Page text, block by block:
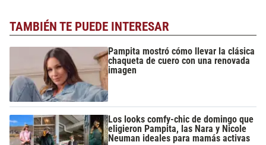
TAMBIÉN TE PUEDE INTERESAR
Pampita mostró cómo llevar la clásica
chaqueta de cuero con una renovada
imagen
Los looks comfy-chic de domingo que
eligieron Pampita, las Nara y Nicole
Neuman ideales para mamás activas